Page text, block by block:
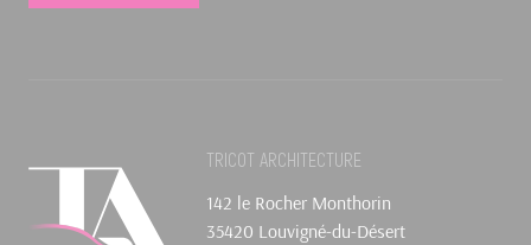
TRICOT ARCHITECTURE
142 le Rocher Monthorin
35420 Louvigné-du-Désert